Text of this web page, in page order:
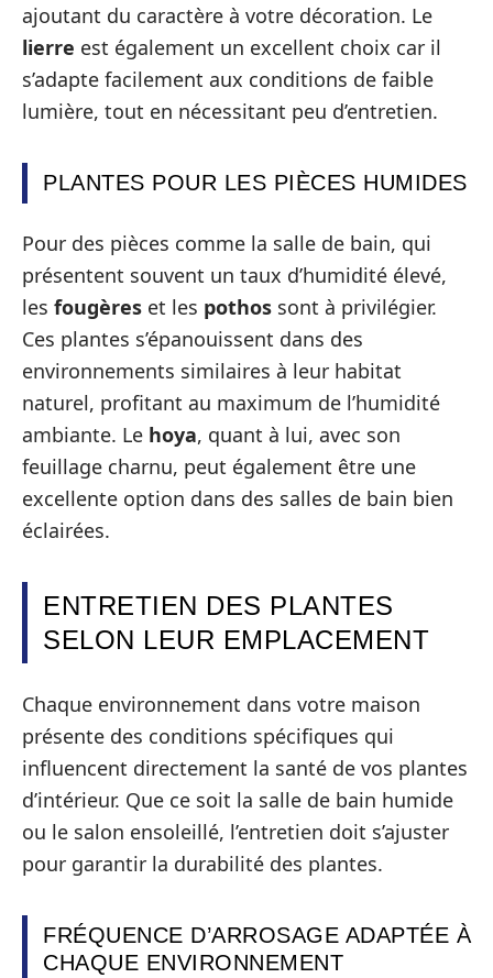
ajoutant du caractère à votre décoration. Le
lierre est également un excellent choix car il
s’adapte facilement aux conditions de faible
lumière, tout en nécessitant peu d’entretien.
PLANTES POUR LES PIÈCES HUMIDES
Pour des pièces comme la salle de bain, qui
présentent souvent un taux d’humidité élevé,
les fougères et les pothos sont à privilégier.
Ces plantes s’épanouissent dans des
environnements similaires à leur habitat
naturel, profitant au maximum de l’humidité
ambiante. Le hoya, quant à lui, avec son
feuillage charnu, peut également être une
excellente option dans des salles de bain bien
éclairées.
ENTRETIEN DES PLANTES
SELON LEUR EMPLACEMENT
Chaque environnement dans votre maison
présente des conditions spécifiques qui
influencent directement la santé de vos plantes
d’intérieur. Que ce soit la salle de bain humide
ou le salon ensoleillé, l’entretien doit s’ajuster
pour garantir la durabilité des plantes.
FRÉQUENCE D’ARROSAGE ADAPTÉE À
CHAQUE ENVIRONNEMENT